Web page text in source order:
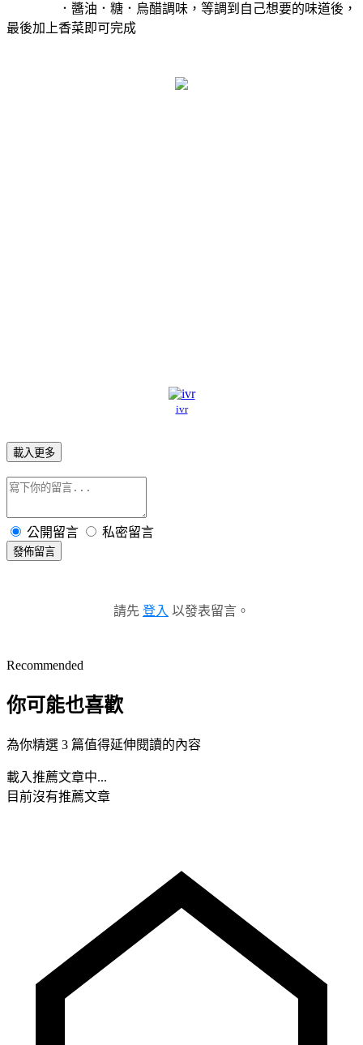
．醬油．糖．烏醋調味，等調到自己想要的味道後，
最後加上香菜即可完成
ivr
載入更多
公開留言 私密留言
發佈留言
請先 登入 以發表留言。
Recommended
你可能也喜歡
為你精選 3 篇值得延伸閱讀的內容
載入推薦文章中...
目前沒有推薦文章